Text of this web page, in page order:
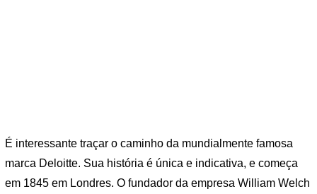
É interessante traçar o caminho da mundialmente famosa
marca Deloitte. Sua história é única e indicativa, e começa
em 1845 em Londres. O fundador da empresa William Welch